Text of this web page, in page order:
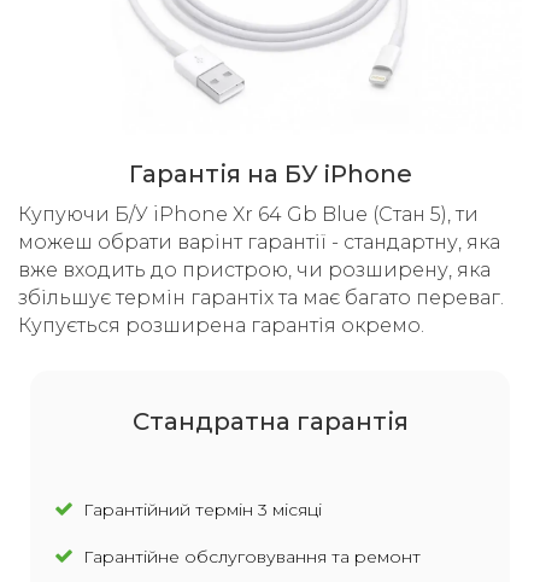
Гарантія на БУ iPhone
Купуючи Б/У iPhone Xr 64 Gb Blue (Стан 5), ти
можеш обрати варінт гарантії - стандартну, яка
вже входить до пристрою, чи розширену, яка
збільшує термін гарантіх та має багато переваг.
Купується розширена гарантія окремо.
Cтандратна гарантія
Гарантійний термін 3 місяці
Гарантійне обслуговування та ремонт